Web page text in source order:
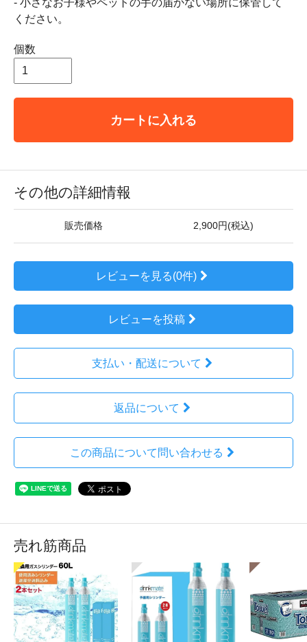
- 小さなお子様やペットの手の届かない場所に保管して
ください。
個数
カートに入れる
その他の詳細情報
販売価格 2,900円(税込)
レビューを見る(0件)
レビューを投稿
支払い・配送について
返品について
この商品について問い合わせる
売れ筋商品